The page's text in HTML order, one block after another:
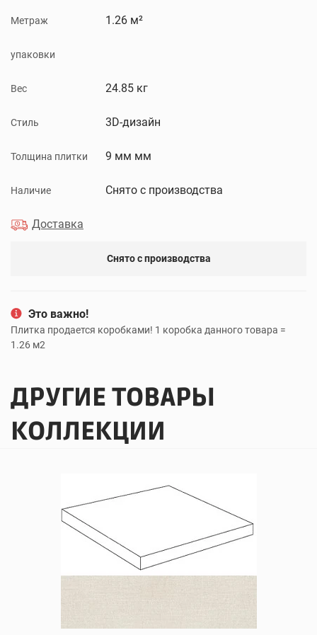
Метраж
упаковки
1.26 м²
Вес 24.85 кг
Стиль 3D-дизайн
Толщина плитки 9 мм мм
Наличие Снято с производства
Доставка
Снято с производства
Это важно!
Плитка продается коробками! 1 коробка данного товара =
1.26 м2
ДРУГИЕ ТОВАРЫ
КОЛЛЕКЦИИ